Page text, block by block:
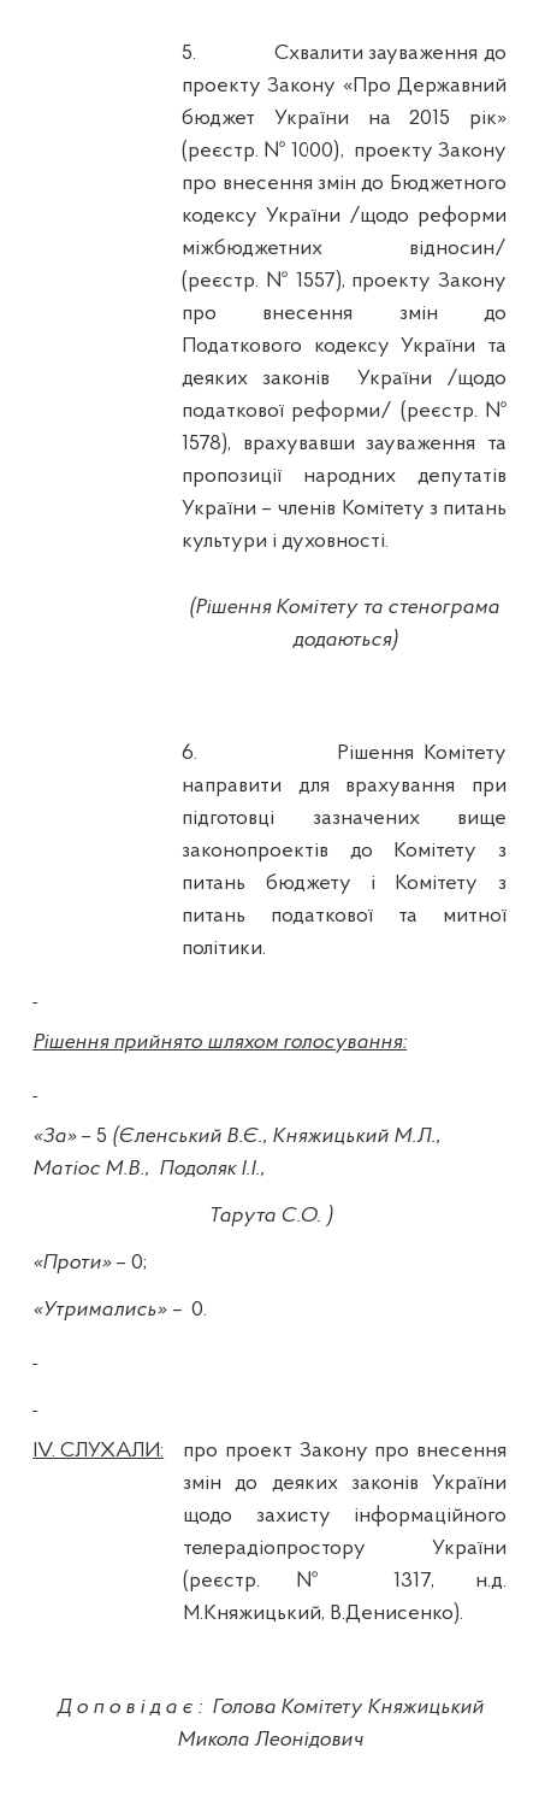
5.
Схвалити зауваження до
проекту Закону «Про Державний
бюджет України на 2015 рік»
(реєстр. № 1000), проекту Закону
про внесення змін до Бюджетного
кодексу України /щодо реформи
міжбюджетних відносин/
(реєстр. № 1557), проекту Закону
про внесення змін до
Податкового кодексу України та
деяких законів
України /щодо
податкової реформи/ (реєстр. №
1578), врахувавши зауваження та
пропозиції народних депутатів
України – членів Комітету з питань
культури і духовності.
(Рішення Комітету та стенограма
додаються)
6.
Рішення Комітету
направити для врахування при
підготовці зазначених вище
законопроектів до Комітету з
питань бюджету і Комітету з
питань податкової та митної
політики.
Рішення прийнято шляхом голосування:
«За»– 5 (Єленський В.Є., Княжицький М.Л.,
Матіос М.В., Подоляк І.І.,
Тарута С.О. )
«Проти»– 0;
«Утримались» – 0.
ІV. СЛУХАЛИ:
про проект Закону про внесення
змін до деяких законів України
щодо захисту інформаційного
телерадіопростору України
(реєстр.№ 1317, н.д.
М.Княжицький, В.Денисенко).
Доповідає : Голова Комітету Княжицький
Микола Леонідович